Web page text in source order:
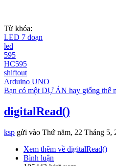
Từ khóa:
LED 7 đoạn
led
595
HC595
shiftout
Arduino UNO
Bạn có một DỰ ÁN hay giống thế
digitalRead()
ksp gửi vào Thứ năm, 22 Tháng 5,
Xem thêm về digitalRead()
Bình luận